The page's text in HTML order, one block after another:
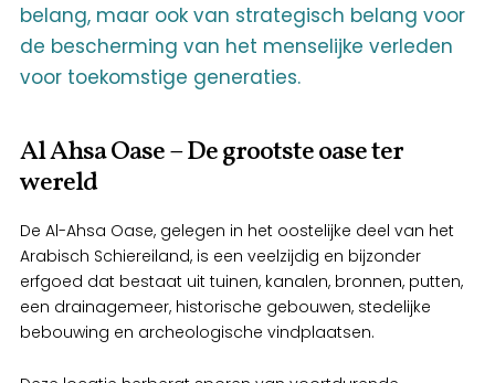
belang, maar ook van strategisch belang voor
de bescherming van het menselijke verleden
voor toekomstige generaties.
Al Ahsa Oase – De grootste oase ter
wereld
De Al-Ahsa Oase, gelegen in het oostelijke deel van het
Arabisch Schiereiland, is een veelzijdig en bijzonder
erfgoed dat bestaat uit tuinen, kanalen, bronnen, putten,
een drainagemeer, historische gebouwen, stedelijke
bebouwing en archeologische vindplaatsen.